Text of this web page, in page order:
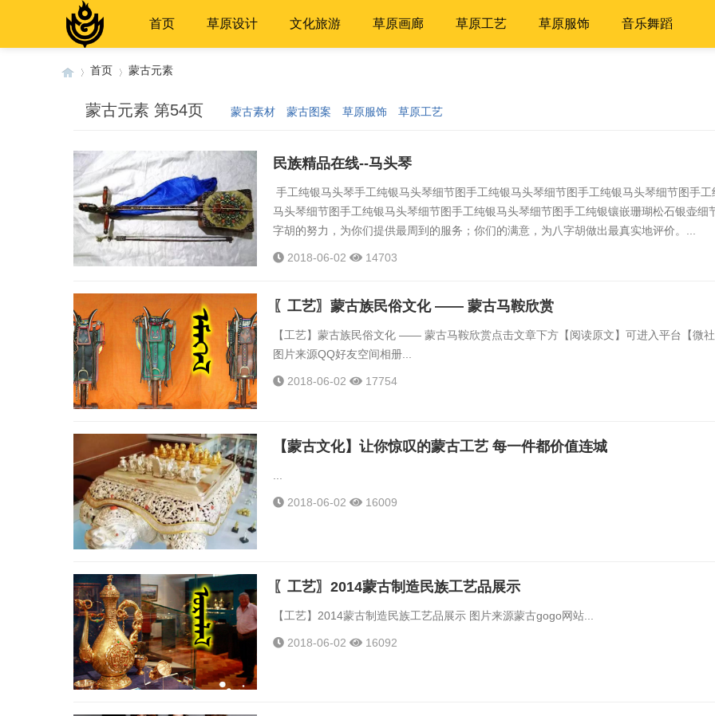
首页 草原设计 文化旅游 草原画廊 草原工艺 草原服饰 音乐舞蹈
首页 蒙古元素
蒙古元素 第54页 蒙古素材 蒙古图案 草原服饰 草原工艺
民族精品在线--马头琴
手工纯银马头琴手工纯银马头琴细节图手工纯银马头琴细节图手工纯银马头琴细节图手工
马头琴细节图手工纯银马头琴细节图手工纯银马头琴细节图手工纯银镶嵌珊瑚松石银壶细
字胡的努力，为你们提供最周到的服务；你们的满意，为八字胡做出最真实地评价。...
2018-06-02 14703
〖工艺〗蒙古族民俗文化 —— 蒙古马鞍欣赏
【工艺】蒙古族民俗文化 —— 蒙古马鞍欣赏点击文章下方【阅读原文】可进入平台【微社
图片来源QQ好友空间相册...
2018-06-02 17754
【蒙古文化】让你惊叹的蒙古工艺 每一件都价值连城
2018-06-02 16009
〖工艺〗2014蒙古制造民族工艺品展示
【工艺】2014蒙古制造民族工艺品展示 图片来源蒙古gogo网站...
2018-06-02 16092